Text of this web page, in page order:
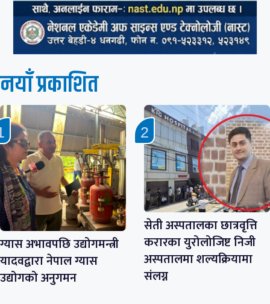
नयाँ प्रकाशित
ग्यास अभावपछि उद्योगमन्त्री
यादवद्वारा नेपाल ग्यास
उद्योगको अनुगमन
सेती अस्पतालका छात्रवृत्ति
करारका युरोलोजिष्ट निजी
अस्पतालमा शल्यक्रियामा
संलग्न